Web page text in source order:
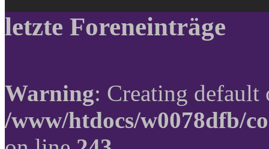
letzte Foreneinträge
Warning: Creating
/www/htdocs/w0078dfb/